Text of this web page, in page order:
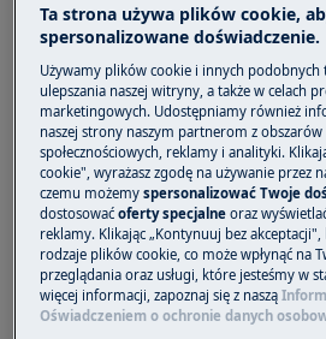
Czy urządzenie zostanie
Co mam zrobić ze starym
Dotyczy
Zamówienia ze strony
Dotyczy urządzeń oraz
strony www.electrolux.pl
Rozwiązanie
Wszystkie nasze zamówienia
Ta strona używa plików cookie,
spersonalizowane doświadczenie.
Używamy plików cookie i innych podobnych
ulepszania naszej witryny, a także w celach
marketingowych. Udostępniamy również
naszej strony naszym partnerom z
społecznościowych, reklamy i analityki.
cookie", wyrażasz zgodę na używanie przez
czemu możemyspersonalizować Twoje
dostosowaćoferty specjalne oraz
reklamy. Klikając „Kontynuuj bez
rodzaje plików cookie, co może wpłynąć na
przeglądania oraz usługi, które jesteśmy w
więcej informacji, zapoznaj się z naszą
Oświadczeniem o ochronie danych